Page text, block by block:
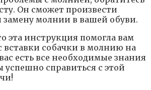
Он сможет произвести
замену молнии в вашей обуви.
эта инструкция помогла вам
вставки собачки в молнию на
есть все необходимые знания
справиться с этой